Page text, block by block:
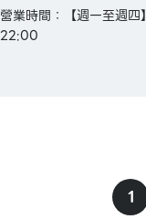
營業時間：【週一至週
22:00
1